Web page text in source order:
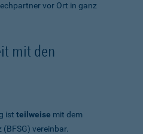
vor Ort in ganz
mit den
ist teilweise mit dem
vereinbar.